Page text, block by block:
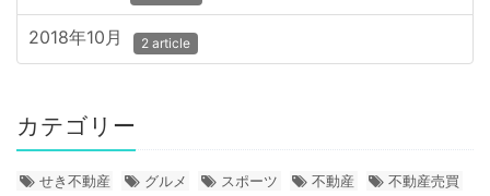
2018年10月 2 article
カテゴリー
せき不動産 グルメ スポーツ 不動産
不動産売買